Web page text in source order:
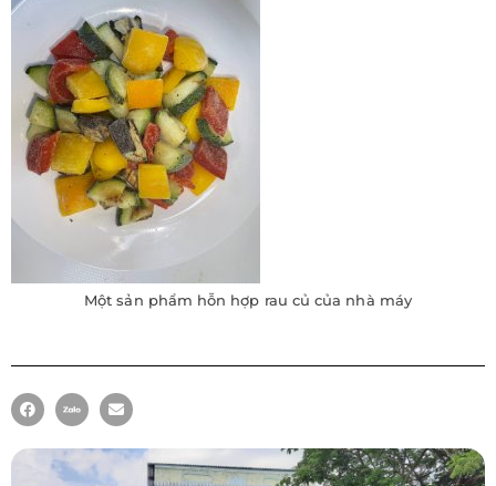
Một sản phẩm hỗn hợp rau củ của nhà máy